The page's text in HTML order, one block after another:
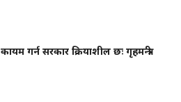
गर्न सरकार क्रियाशील छः गृहमन्त्री